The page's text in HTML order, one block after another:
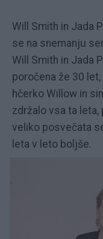
Will Smith in Jada
se na snemanju
Will Smith in Jada
poročena že 30
hčerko Willow in
zdržalo vsa ta leta,
veliko posvečata
leta v leto boljše.